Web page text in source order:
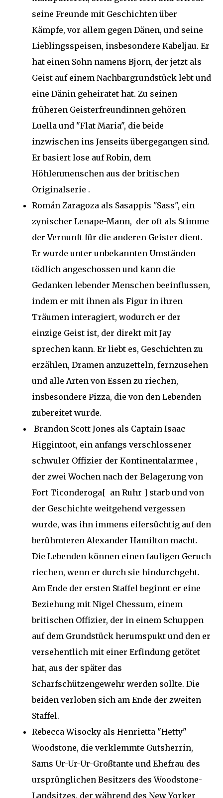
seine Freunde mit Geschichten über
Kämpfe, vor allem gegen Dänen, und seine
Lieblingsspeisen, insbesondere Kabeljau. Er
hat einen Sohn namens Bjorn, der jetzt als
Geist auf einem Nachbargrundstück lebt und
eine Dänin geheiratet hat. Zu seinen
früheren Geisterfreundinnen gehören
Luella und "Flat Maria", die beide
inzwischen ins Jenseits übergegangen sind.
Er basiert lose auf Robin, dem
Höhlenmenschen aus der britischen
Originalserie .
Román Zaragoza als Sasappis "Sass", ein
zynischer Lenape-Mann, der oft als Stimme
der Vernunft für die anderen Geister dient.
Er wurde unter unbekannten Umständen
tödlich angeschossen und kann die
Gedanken lebender Menschen beeinflussen,
indem er mit ihnen als Figur in ihren
Träumen interagiert, wodurch er der
einzige Geist ist, der direkt mit Jay
sprechen kann. Er liebt es, Geschichten zu
erzählen, Dramen anzuzetteln, fernzusehen
und alle Arten von Essen zu riechen,
insbesondere Pizza, die von den Lebenden
zubereitet wurde.
Brandon Scott Jones als Captain Isaac
Higgintoot, ein anfangs verschlossener
schwuler Offizier der Kontinentalarmee ,
der zwei Wochen nach der Belagerung von
Fort Ticonderoga[ an Ruhr ] starb und von
der Geschichte weitgehend vergessen
wurde, was ihn immens eifersüchtig auf den
berühmteren Alexander Hamilton macht.
Die Lebenden können einen fauligen Geruch
riechen, wenn er durch sie hindurchgeht.
Am Ende der ersten Staffel beginnt er eine
Beziehung mit Nigel Chessum, einem
britischen Offizier, der in einem Schuppen
auf dem Grundstück herumspukt und den er
versehentlich mit einer Erfindung getötet
hat, aus der später das
Scharfschützengewehr werden sollte. Die
beiden verloben sich am Ende der zweiten
Staffel.
Rebecca Wisocky als Henrietta "Hetty"
Woodstone, die verklemmte Gutsherrin,
Sams Ur-Ur-Ur-Großtante und Ehefrau des
ursprünglichen Besitzers des Woodstone-
Landsitzes, der während des New Yorker